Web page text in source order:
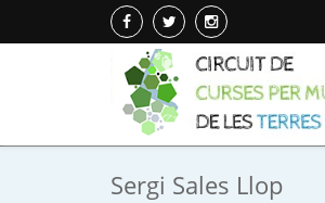
Sergi Sales Llop